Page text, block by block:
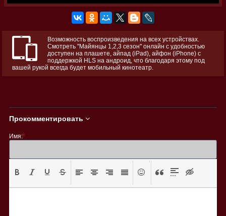
Возможность воспроизведения на всех устройствах.
Смотреть "Майянцы 1,2,3 сезон" онлайн с удобностью
доступен на плашете, айпад (iPad), айфон (iPhone) с
поддержкой HLS на андроид, что благодаря этому под
вашей рукой всегда будет мобильный кинотеатр.
Прокомментировать
Имя:*